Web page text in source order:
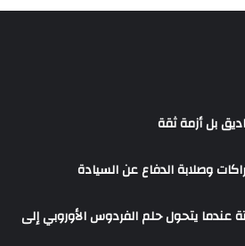
بل أزمة ثقة
وصلابة الدفاع عن السيادة
عندما يتحول حلم الفردوس الأوروبي إلى